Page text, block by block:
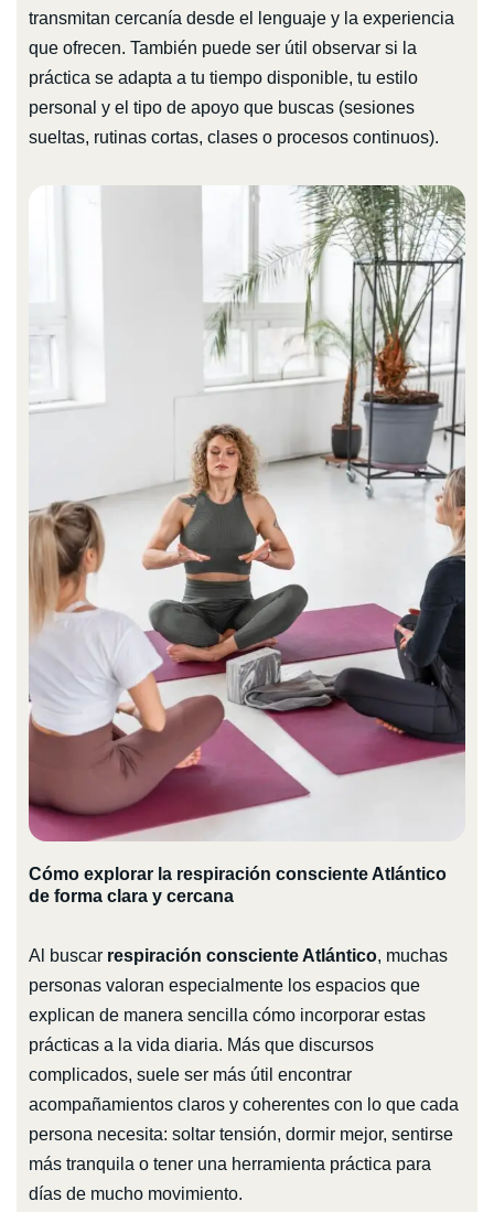
transmitan cercanía desde el lenguaje y la experiencia
que ofrecen. También puede ser útil observar si la
práctica se adapta a tu tiempo disponible, tu estilo
personal y el tipo de apoyo que buscas (sesiones
sueltas, rutinas cortas, clases o procesos continuos).
Cómo explorar la respiración consciente Atlántico
de forma clara y cercana
Al buscar respiración consciente Atlántico, muchas
personas valoran especialmente los espacios que
explican de manera sencilla cómo incorporar estas
prácticas a la vida diaria. Más que discursos
complicados, suele ser más útil encontrar
acompañamientos claros y coherentes con lo que cada
persona necesita: soltar tensión, dormir mejor, sentirse
más tranquila o tener una herramienta práctica para
días de mucho movimiento.